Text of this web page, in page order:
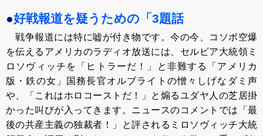
●好戦報道を疑うための「3題話
戦争報道には特に嘘が付き物です。今の今、コソボ空爆
を伝えるアメリカのラディオ放送には、セルビア大統領ミ
ロソヴィッチを「ヒトラーだ！」と非難する「アメリカ
版・鉄の女」国務長官オルブライトの憎々しげなダミ声
や、「これはホロコーストだ！」と煽るユダヤ人の芝居掛
かった叫びが入ってきます。ニュースのコメントでは「最
後の共産主義の独裁者！」と評されるミロソヴィッチ大統